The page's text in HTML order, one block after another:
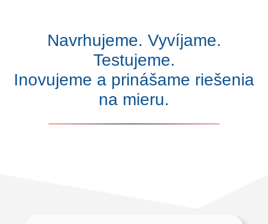
Navrhujeme. Vyvíjame.
Testujeme.
Inovujeme a prinášame riešenia
na mieru.